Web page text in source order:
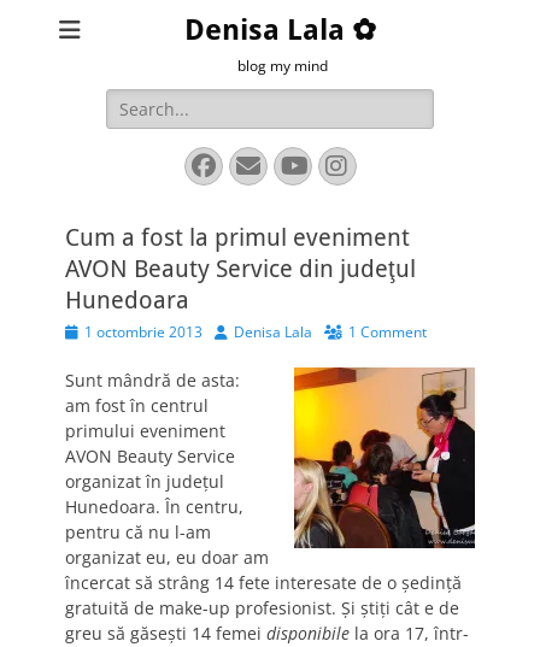
Denisa Lala ✿
blog my mind
Search
for:
Facebook
EmailYouTube
Instagram
Cum a fost la primul eveniment
AVON Beauty Service din judeţul
Hunedoara
Posted1 octombrie 2013 AuthorDenisa Lala 1 Comment
Sunt mândră de asta:
am fost în centrul
primului eveniment
AVON Beauty Service
organizat în judeţul
Hunedoara. În centru,
pentru că nu l-am
organizat eu, eu doar am
încercat să strâng 14 fete interesate de o şedinţă
gratuită de make-up profesionist. Şi ştiţi cât e de
greu să găseşti 14 femei disponibile la ora 17, într-